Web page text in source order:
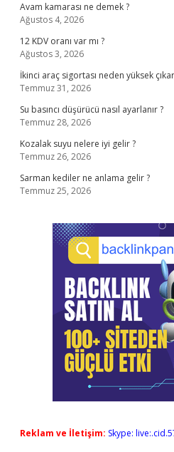
Avam kamarası ne demek ?
Ağustos 4, 2026
12 KDV oranı var mı ?
Ağustos 3, 2026
İkinci araç sigortası neden yüksek
Temmuz 31, 2026
Su basıncı düşürücü nasıl ayarlanır ?
Temmuz 28, 2026
Kozalak suyu nelere iyi gelir ?
Temmuz 26, 2026
Sarman kediler ne anlama gelir ?
Temmuz 25, 2026
Reklam ve İletişim: Skype: